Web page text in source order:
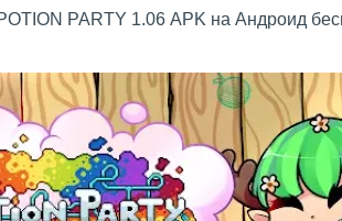
PARTY 1.06 APK на Андроид